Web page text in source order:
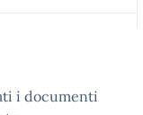
i documenti